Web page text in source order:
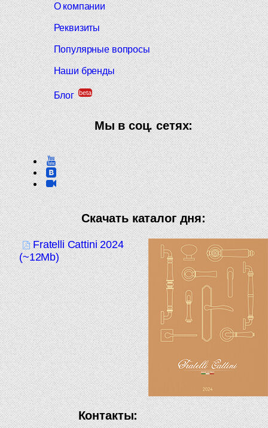
О компании
Реквизиты
Популярные вопросы
Наши бренды
Блог beta
Мы в соц. сетях:
Скачать каталог дня:
Fratelli Cattini 2024
(~12Mb)
Контакты: